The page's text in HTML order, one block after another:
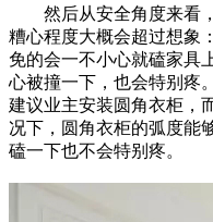
然后从安全角度来看，
糟心程度大概会超过想象
免的会一不小心就磕家具
心被撞一下，也会特别疼
建议业主安装圆角衣柜，
况下，圆角衣柜的弧度能
磕一下也不会特别疼。